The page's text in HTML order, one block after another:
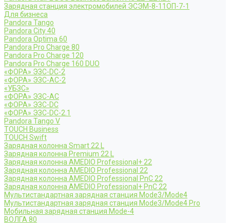
Зарядная станция электромобилей ЭСЭМ-8-11ОП-7-1
Для бизнеса
Pandora Tango
Pandora City 40
Pandora Optima 60
Pandora Pro Charge 80
Pandora Pro Charge 120
Pandora Pro Charge 160 DUO
«ФОРА» ЭЗС-DC-2
«ФОРА» ЭЗС-AC-2
«УБЗС»
«ФОРА» ЭЗС-AC
«ФОРА» ЭЗС-DC
«ФОРА» ЭЗС-DC-2.1
Pandora Tango V
TOUCH Business
TOUCH Swift
Зарядная колонна Smart 22 L
Зарядная колонна Premium 22 L
Зарядная колонна AMEDIO Professional+ 22
Зарядная колонна AMEDIO Professional 22
Зарядная колонна AMEDIO Professional PnC 22
Зарядная колонна AMEDIO Professional+ PnC 22
Мультистандартная зарядная станция Mode3/Mode4
Мультистандартная зарядная станция Mode3/Mode4 Pro
Мобильная зарядная станция Mode-4
ВОЛГА 80